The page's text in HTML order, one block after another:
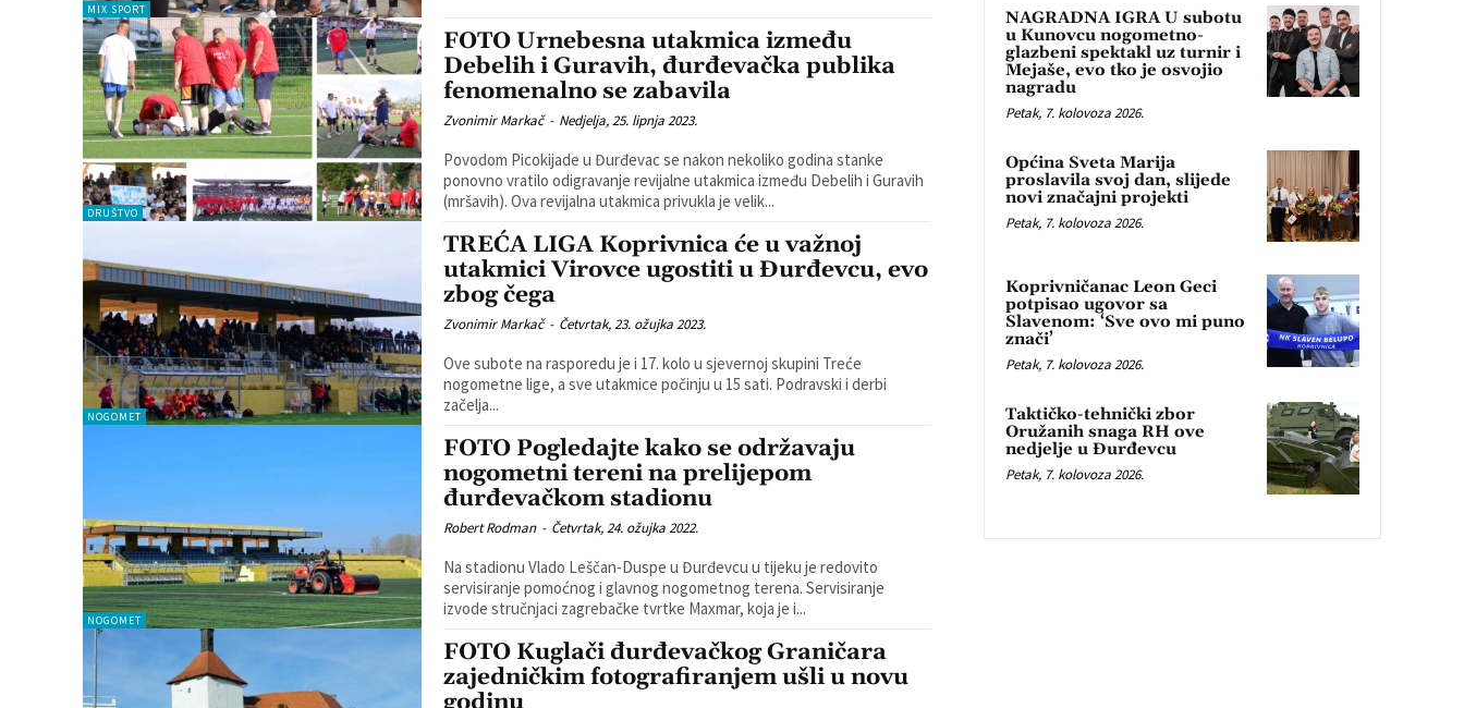
MIX SPORT
DRUŠTVO
FOTO Urnebesna utakmica između
Debelih i Guravih, đurđevačka publika
fenomenalno se zabavila
Zvonimir Markač - Nedjelja, 25. lipnja 2023.
Povodom Picokijade u Đurđevac se nakon nekoliko godina stanke
ponovno vratilo odigravanje revijalne utakmica između Debelih i Guravih
(mršavih). Ova revijalna utakmica privukla je velik...
NOGOMET
TREĆA LIGA Koprivnica će u važnoj
utakmici Virovce ugostiti u Đurđevcu, evo
zbog čega
Zvonimir Markač - Četvrtak, 23. ožujka 2023.
Ove subote na rasporedu je i 17. kolo u sjevernoj skupini Treće
nogometne lige, a sve utakmice počinju u 15 sati. Podravski i derbi
začelja...
NOGOMET
FOTO Pogledajte kako se održavaju
nogometni tereni na prelijepom
đurđevačkom stadionu
Robert Rodman - Četvrtak, 24. ožujka 2022.
Na stadionu Vlado Leščan-Duspe u Đurđevcu u tijeku je redovito
servisiranje pomoćnog i glavnog nogometnog terena. Servisiranje
izvode stručnjaci zagrebačke tvrtke Maxmar, koja je i...
FOTO Kuglači đurđevačkog Graničara
zajedničkim fotografiranjem ušli u novu
godinu
NAGRADNA IGRA U subotu
u Kunovcu nogometno-
glazbeni spektakl uz turnir i
Mejaše, evo tko je osvojio
nagradu
Petak, 7. kolovoza 2026.
Općina Sveta Marija
proslavila svoj dan, slijede
novi značajni projekti
Petak, 7. kolovoza 2026.
Koprivničanac Leon Geci
potpisao ugovor sa
Slavenom: ‘Sve ovo mi puno
znači’
Petak, 7. kolovoza 2026.
Taktičko-tehnički zbor
Oružanih snaga RH ove
nedjelje u Đurđevcu
Petak, 7. kolovoza 2026.